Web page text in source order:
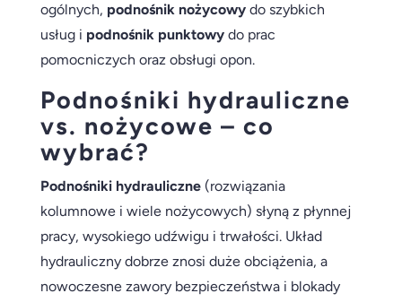
ogólnych, podnośnik nożycowydo szybkich
usług i podnośnik punktowydo prac
pomocniczych oraz obsługi opon.
Podnośniki hydrauliczne
vs. nożycowe – co
wybrać?
Podnośniki hydrauliczne(rozwiązania
kolumnowe i wiele nożycowych) słyną z płynnej
pracy, wysokiego udźwigu i trwałości. Układ
hydrauliczny dobrze znosi duże obciążenia, a
nowoczesne zawory bezpieczeństwa i blokady